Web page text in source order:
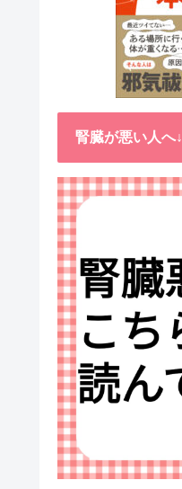
腎臓が悪い人へ↓